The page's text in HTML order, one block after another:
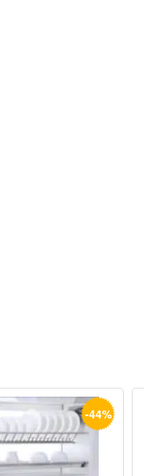
-44%